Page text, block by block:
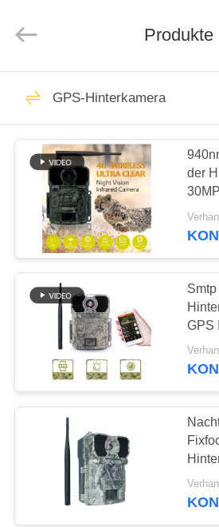
HAUSE
PRODUKTE
VIDEOS
ÜBER
UNS
KONTAKT
CO.,LTD.
Reserved.
HD-Jagd-
Kamera
lebender
Produkte
GPS-Hinterkamera
der
GPS
jagt